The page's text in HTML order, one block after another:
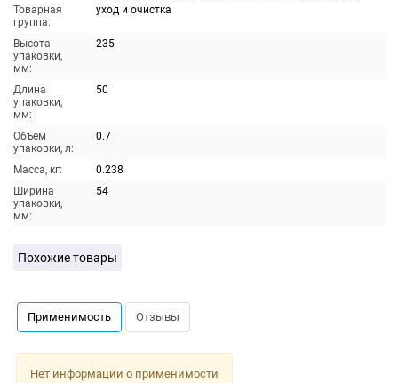
Товарная
группа:
уход и очистка
Высота
упаковки,
мм:
235
Длина
упаковки,
мм:
50
Объем
упаковки, л:
0.7
Масса, кг:
0.238
Ширина
упаковки,
мм:
54
Похожие товары
Применимость Отзывы
Нет информации о применимости